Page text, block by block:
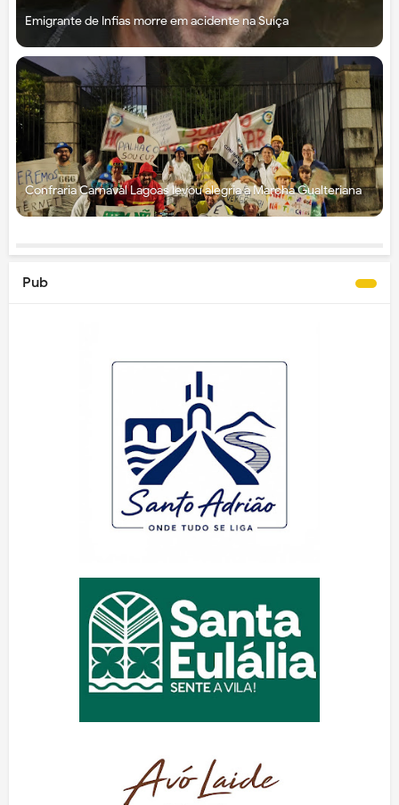
Emigrante de Infias morre em acidente na Suíça
Confraria Carnaval Lagoas levou alegria à Marcha Gualteriana
Pub